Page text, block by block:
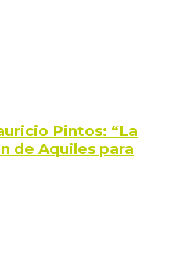
Pintos: “La
de Aquiles para